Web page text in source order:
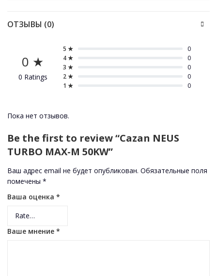
ОТЗЫВЫ (0)
0 ★
0 Ratings
5 ★
0
4 ★
0
3 ★
0
2 ★
0
1 ★
0
Пока нет отзывов.
Be the first to review “Cazan NEUS
TURBO MAX-M 50KW”
Ваш адрес email не будет опубликован. Обязательные поля
помечены *
Ваша оценка *
Ваше мнение *